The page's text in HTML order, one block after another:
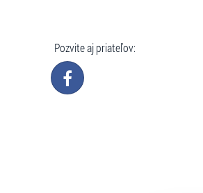
Pozvite aj priateľov: